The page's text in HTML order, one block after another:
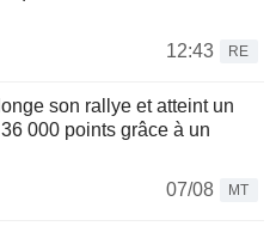
12:43
RE
son rallye et atteint un
000 points grâce à un
07/08
MT